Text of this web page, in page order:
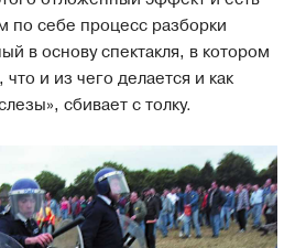
себе процесс разборки
в основу спектакля, в котором
и из чего делается и как
сбивает с толку.